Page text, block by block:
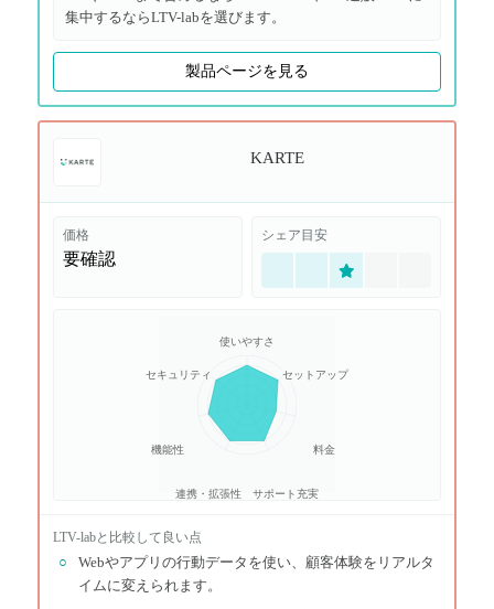
集中するならLTV-labを選びます。
製品ページを見る
KARTE
価格
要確認
シェア目安
使いやすさ
セットアップ
料金
サポート充実
連携・拡張性
機能性
セキュリティ
LTV-labと比較して良い点
○
Webやアプリの行動データを使い、顧客体験をリアルタ
イムに変えられます。